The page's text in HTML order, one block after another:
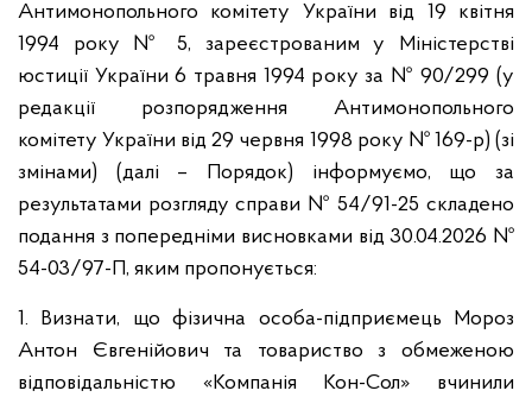
Антимонопольного комітету України від 19 квітня
1994 року № 5, зареєстрованим у Міністерстві
юстиції України 6 травня 1994 року за № 90/299 (у
редакції розпорядження Антимонопольного
комітету України від 29 червня 1998 року № 169-р) (зі
змінами) (далі – Порядок) інформуємо, що за
результатами розгляду справи № 54/91-25 складено
подання з попередніми висновками від 30.04.2026 №
54-03/97-П, яким пропонується:
1. Визнати, що фізична особа-підприємець Мороз
Антон Євгенійович та товариство з обмеженою
відповідальністю «Компанія Кон-Сол» вчинили